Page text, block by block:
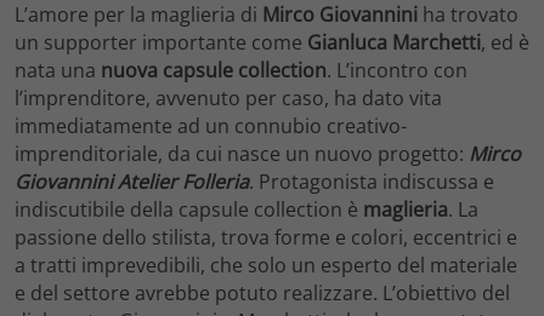
L’amore per la maglieria di Mirco Giovannini ha trovato
un supporter importante come Gianluca Marchetti, ed è
nata una nuova capsule collection. L’incontro con
l’imprenditore, avvenuto per caso, ha dato vita
immediatamente ad un connubio creativo-
imprenditoriale, da cui nasce un nuovo progetto: Mirco
Giovannini Atelier Folleria. Protagonista indiscussa e
indiscutibile della capsule collection è maglieria. La
passione dello stilista, trova forme e colori, eccentrici e
a tratti imprevedibili, che solo un esperto del materiale
e del settore avrebbe potuto realizzare. L’obiettivo del